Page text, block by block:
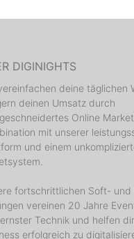
DIGINIGHTS
deine täglichen
deinen Umsatz durch
Online
mit unserer
und einem
fortschrittlichen Soft- und
vereinen 20 Jahre
Technik und helfen
erfolgreich zu